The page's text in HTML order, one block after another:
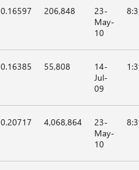
206,848
23-
May-
10
55,808
14-
Jul-
09
4,068,864
23-
May-
10